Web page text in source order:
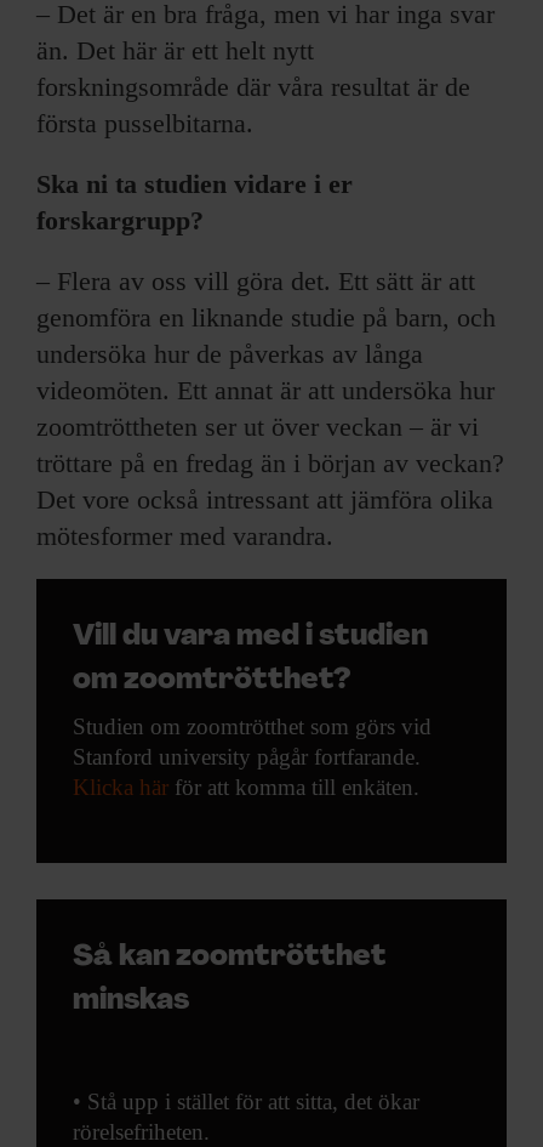
– Det är en bra fråga, men vi har inga svar
än. Det här är ett helt nytt
forskningsområde där våra resultat är de
första pusselbitarna.
Ska ni ta studien vidare i er
forskargrupp?
– Flera av oss vill göra det. Ett sätt är att
genomföra en liknande studie på barn, och
undersöka hur de påverkas av långa
videomöten. Ett annat är att undersöka hur
zoomtröttheten ser ut över veckan – är vi
tröttare på en fredag än i början av veckan?
Det vore också intressant att jämföra olika
mötesformer med varandra.
Vill du vara med i studien
om zoomtrötthet?
Studien om zoomtrötthet som görs vid
Stanford university pågår fortfarande.
Klicka här för att komma till enkäten.
Så kan zoomtrötthet
minskas
• Stå upp i stället för att sitta, det ökar
rörelsefriheten.